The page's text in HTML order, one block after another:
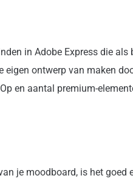
in Adobe Express die
ontwerp van maken
en aantal premium-
je moodboard, is het goed